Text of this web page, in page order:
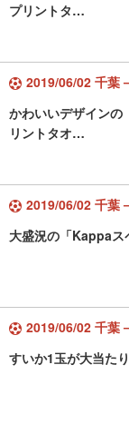
プリントタ…
2019/06/02 千葉
かわいいデザイン
リントタオ…
2019/06/02 千葉
大盛況の「Kappaス
2019/06/02 千葉
すいか1玉が大当たり